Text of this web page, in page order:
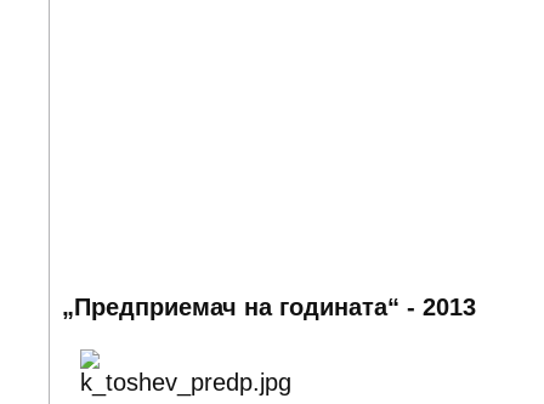
„Предприемач на годината“ - 2013